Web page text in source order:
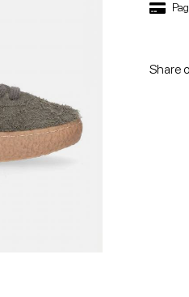
Share